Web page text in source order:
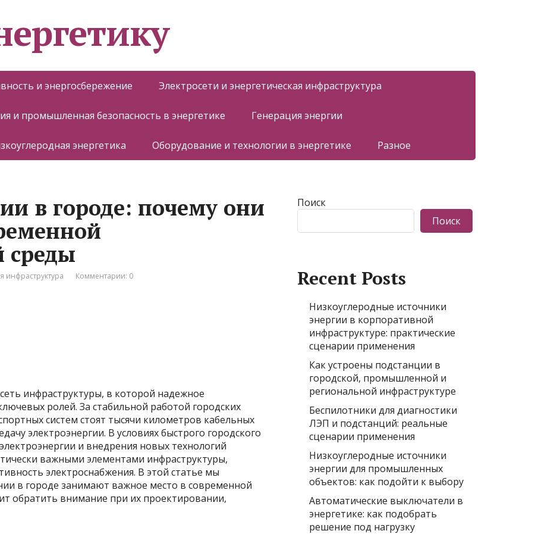
и энергосбережение Электросети и энергетическая инфраструктура
и промышленная безопасность в энергетике Генерация энергии
энергетика Оборудование и технологии в энергетике Разное
в городе: почему они
среды
инфраструктура Комментарии: 0
инфраструктуры, в которой надежное
ролей. За стабильной работой городских
систем стоят тысячи километров кабельных
электроэнергии. В условиях быстрого городского
и внедрения новых технологий
важными элементами инфраструктуры,
электроснабжения. В этой статье мы
в городе занимают важное место в современной
обратить внимание при их проектировании,
Поиск
Поиск
Recent Posts
Низкоуглеродные источники
энергии в корпоративной
инфраструктуре: практические
сценарии применения
Как устроены подстанции в
городской, промышленной и
региональной инфраструктуре
Беспилотники для диагностики
ЛЭП и подстанций: реальные
сценарии применения
Низкоуглеродные источники
энергии для промышленных
объектов: как подойти к выбору
Автоматические выключатели в
энергетике: как подобрать
решение под нагрузку